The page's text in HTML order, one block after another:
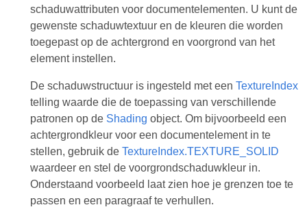
schaduwattributen voor documentelementen. U kunt de
gewenste schaduwtextuur en de kleuren die worden
toegepast op de achtergrond en voorgrond van het
element instellen.
De schaduwstructuur is ingesteld met een TextureIndex
telling waarde die de toepassing van verschillende
patronen op de Shading object. Om bijvoorbeeld een
achtergrondkleur voor een documentelement in te
stellen, gebruik de TextureIndex.TEXTURE_SOLID
waardeer en stel de voorgrondschaduwkleur in.
Onderstaand voorbeeld laat zien hoe je grenzen toe te
passen en een paragraaf te verhullen.